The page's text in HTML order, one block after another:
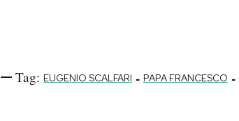
Tag: EUGENIO SCALFARI - PAPA FRANCESCO -